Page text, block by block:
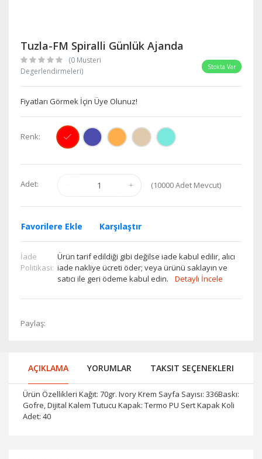
Tuzla-FM Spiralli Günlük Ajanda
(0 Musteri
Degerlendirmeleri)
Stokta Var
Fiyatları Görmek İçin Üye Olunuz!
Renk:
Adet: (10000Adet Mevcut)
Favorilere Ekle Karşılaştır
İade
Politikasi:
Ürün tarif edildiği gibi değilse iade kabul edilir, alıcı
iade nakliye ücreti öder; veya ürünü saklayın ve
satıcı ile geri ödeme kabul edin.
Detaylı İncele
Paylaş:
AÇIKLAMA YORUMLAR TAKSIT SEÇENEKLERI
Ürün Özellikleri Kağıt: 70gr. Ivory Krem Sayfa Sayısı: 336Baskı:
Gofre, Dijital Kalem Tutucu Kapak: Termo PU Sert Kapak Koli
Adet: 40